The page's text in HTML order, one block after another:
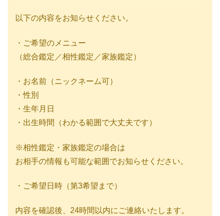
以下の内容をお知らせください。
・ご希望のメニュー
（総合鑑定／相性鑑定／家族鑑定）
・お名前（ニックネーム可）
・性別
・生年月日
・出生時間（わかる範囲で大丈夫です）
※相性鑑定・家族鑑定の場合は
お相手の情報も可能な範囲でお知らせください。
・ご希望日時（第3希望まで）
内容を確認後、24時間以内にご連絡いたします。